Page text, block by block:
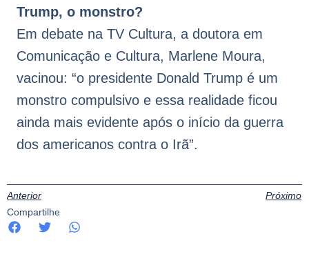
Trump, o monstro?
Em debate na TV Cultura, a doutora em
Comunicação e Cultura, Marlene Moura,
vacinou: “o presidente Donald Trump é um
monstro compulsivo e essa realidade ficou
ainda mais evidente após o início da guerra
dos americanos contra o Irã”.
Anterior
Próximo
Compartilhe